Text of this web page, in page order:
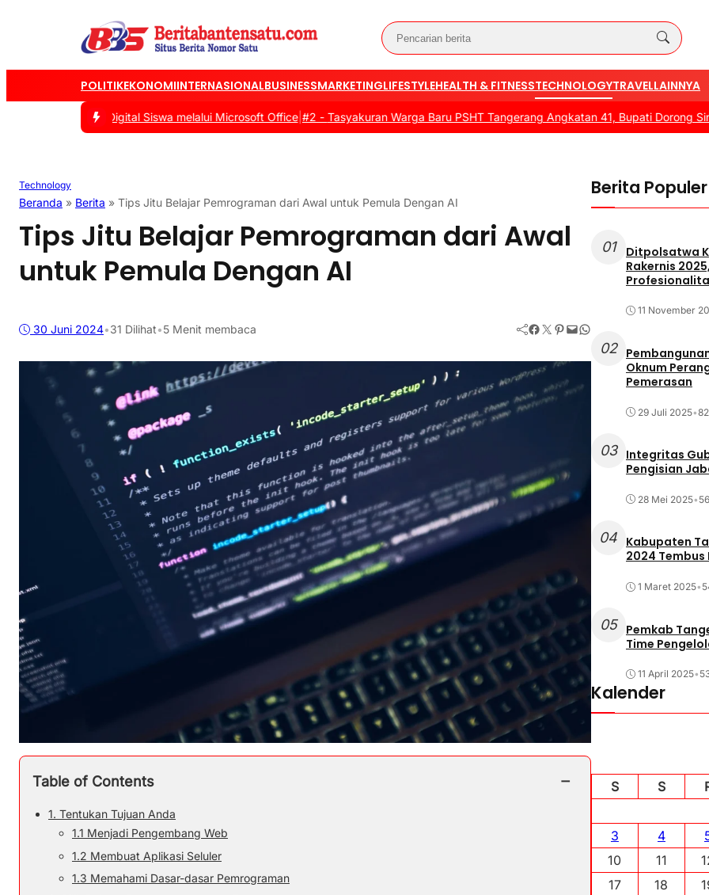
POLITIKEKONOMIINTERNASIONALBUSINESSMARKETINGLIFESTYLEHEALTH & FITNESSTECHNOLOGYTRAVELLAINNYA
Literasi Digital Siswa melalui Microsoft Office|#2 -Tasyakuran Warga Baru PSHT Tangerang Angkatan 41, Bupati Dorong Sinergi
Technology
Beranda » Berita » Tips Jitu Belajar Pemrograman dari Awal untuk Pemula Dengan AI
Tips Jitu Belajar Pemrograman dari Awal
untuk Pemula Dengan AI
30 Juni 2024•31 Dilihat•5 Menit membaca Facebook Twitter Pinterest Mail WhatsApp
Table of Contents −
1. Tentukan Tujuan Anda
1.1 Menjadi Pengembang Web
1.2 Membuat Aplikasi Seluler
1.3 Memahami Dasar-dasar Pemrograman
Berita Populer
01
Ditpolsatwa
Rakernis
11 November
02
Oknum
Pemerasan
29 Juli 2025•
03
Integritas
Pengisian
28 Mei 2025•
04 Kabupaten
2024 Tembus
1 Maret 2025•
05
Pemkab
Time
11 April 2025•
Kalender
S
S
3
4
10
11
17
18